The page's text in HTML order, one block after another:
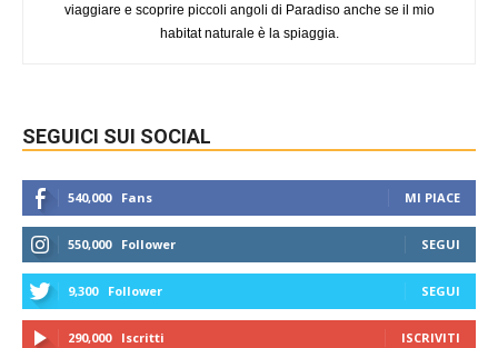
viaggiare e scoprire piccoli angoli di Paradiso anche se il mio
habitat naturale è la spiaggia.
SEGUICI SUI SOCIAL
540,000 Fans MI PIACE
550,000 Follower SEGUI
9,300 Follower SEGUI
290,000 Iscritti ISCRIVITI